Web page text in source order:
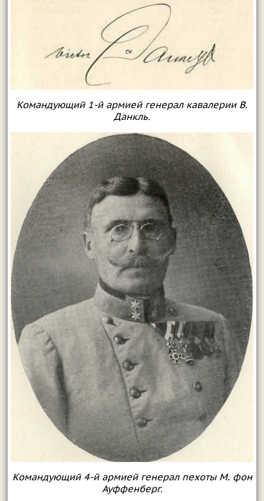
Командующий 1-й армией генерал кавалерии В.
Данкль.
Командующий 4-й армией генерал пехоты М. фон
Ауффенберг.